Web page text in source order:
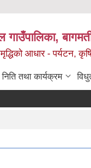
गाउँपालिका,
आधार - पर्यटन,
निति तथा कार्यक्रम